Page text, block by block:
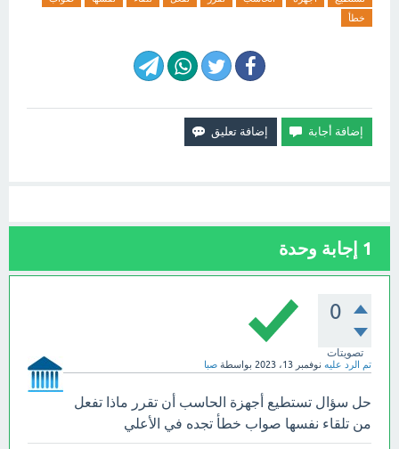
خطأ
1 إجابة وحدة
0
تصويتات
تم الرد عليه نوفمبر 13، 2023 بواسطة صبا
حل سؤال تستطيع أجهزة الحاسب أن تقرر ماذا تفعل
من تلقاء نفسها صواب خطأ تجده في الأعلي